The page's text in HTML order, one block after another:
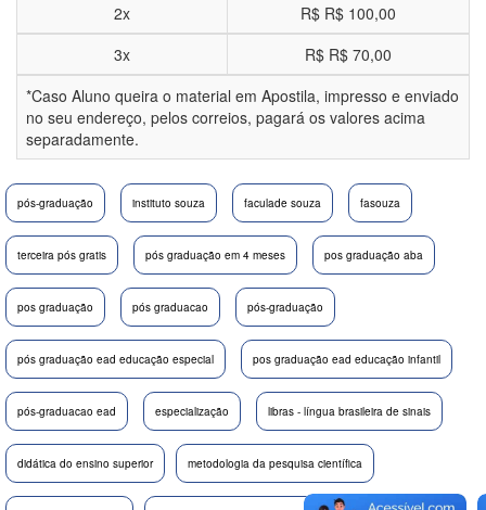
2x
R$ R$ 100,00
3x
R$ R$ 70,00
*Caso Aluno queira o material em Apostila, impresso e enviado
no seu endereço, pelos correios, pagará os valores acima
separadamente.
pós-graduação instituto souza faculade souza fasouza
terceira pós gratis pós graduação em 4 meses pos graduação aba
pos graduação pós graduacao pós-graduação
pós graduação ead educação especial pos graduação ead educação infantil
pós-graduacao ead especialização libras - língua brasileira de sinais
didática do ensino superior metodologia da pesquisa científica